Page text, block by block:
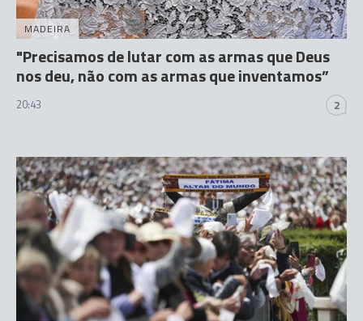
MADEIRA
"Precisamos de lutar com as armas que Deus
nos deu, não com as armas que inventamos”
20:43 2